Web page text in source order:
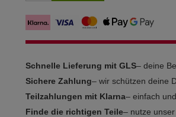
Schnelle Lieferung mit GLS– deine
Sichere Zahlung– wir schützen deine
Teilzahlungen mit Klarna– einfach
Finde die richtigen Teile– nutze